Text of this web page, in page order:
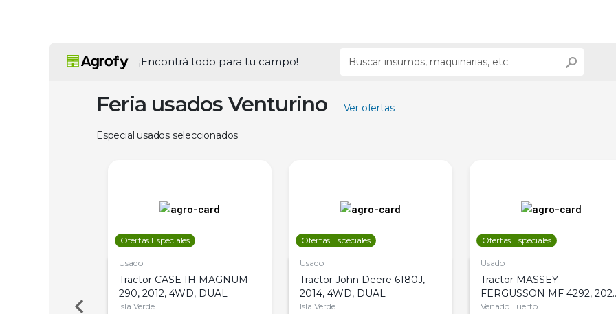
¡Encontrá todo para tu campo!
Feria usados Venturino Ver ofertas
Especial usados seleccionados
Ofertas Especiales
Usado
Tractor CASE IH MAGNUM
290, 2012, 4WD, DUAL
Isla Verde
Ofertas Especiales
Usado
Tractor John Deere 6180J,
2014, 4WD, DUAL
Isla Verde
Ofertas Especiales
Usado
Tractor MASSEY
FERGUSSON MF 4292,
4WD, PATON
Venado Tuerto